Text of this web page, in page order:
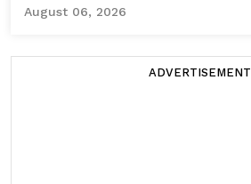
August 06, 2026
ADVERTISEMENT